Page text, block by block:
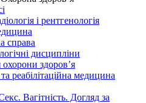
і рентгенологія
справа
дисципліни
охорони здоров’я
реабілітаційна медицина
Вагітність. Догляд за